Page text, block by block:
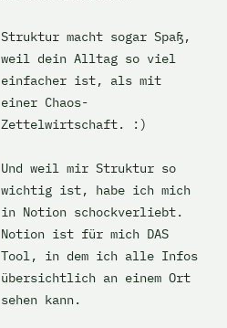
Struktur macht sogar Spaß,
weil dein Alltag so viel
einfacher ist, als mit
einer Chaos-
Zettelwirtschaft. :)
Und weil mir Struktur so
wichtig ist, habe ich mich
in Notion schockverliebt.
Notion ist für mich DAS
Tool, in dem ich alle Infos
übersichtlich an einem Ort
sehen kann.